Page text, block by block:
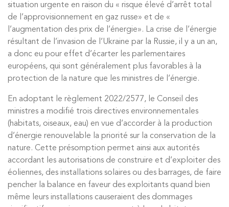
situation urgente en raison du « risque élevé d’arrêt total
de l’approvisionnement en gaz russe» et de «
l’augmentation des prix de l’énergie». La crise de l’énergie
résultant de l’invasion de l’Ukraine par la Russie, il y a un an,
a donc eu pour effet d’écarter les parlementaires
européens, qui sont généralement plus favorables à la
protection de la nature que les ministres de l’énergie.
En adoptant le règlement 2022/2577, le Conseil des
ministres a modifié trois directives environnementales
(habitats, oiseaux, eau) en vue d’accorder à la production
d’énergie renouvelable la priorité sur la conservation de la
nature. Cette présomption permet ainsi aux autorités
accordant les autorisations de construire et d’exploiter des
éoliennes, des installations solaires ou des barrages, de faire
pencher la balance en faveur des exploitants quand bien
même leurs installations causeraient des dommages